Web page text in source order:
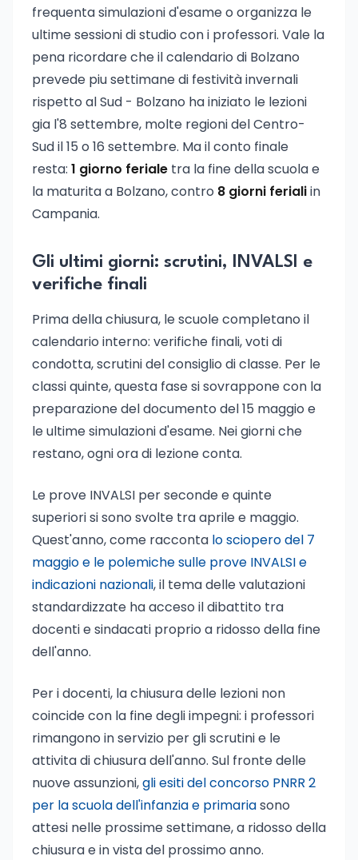
frequenta simulazioni d'esame o organizza le
ultime sessioni di studio con i professori. Vale la
pena ricordare che il calendario di Bolzano
prevede piu settimane di festività invernali
rispetto al Sud - Bolzano ha iniziato le lezioni
gia l'8 settembre, molte regioni del Centro-
Sud il 15 o 16 settembre. Ma il conto finale
resta: 1 giorno feriale tra la fine della scuola e
la maturita a Bolzano, contro 8 giorni ferialiin
Campania.
Gli ultimi giorni: scrutini, INVALSI e
verifiche finali
Prima della chiusura, le scuole completano il
calendario interno: verifiche finali, voti di
condotta, scrutini del consiglio di classe. Per le
classi quinte, questa fase si sovrappone con la
preparazione del documento del 15 maggio e
le ultime simulazioni d'esame. Nei giorni che
restano, ogni ora di lezione conta.
Le prove INVALSI per seconde e quinte
superiori si sono svolte tra aprile e maggio.
Quest'anno, come racconta lo sciopero del 7
maggio e le polemiche sulle prove INVALSI e
indicazioni nazionali, il tema delle valutazioni
standardizzate ha acceso il dibattito tra
docenti e sindacati proprio a ridosso della fine
dell'anno.
Per i docenti, la chiusura delle lezioni non
coincide con la fine degli impegni: i professori
rimangono in servizio per gli scrutini e le
attivita di chiusura dell'anno. Sul fronte delle
nuove assunzioni,gli esiti del concorso PNRR 2
per la scuola dell'infanzia e primariasono
attesi nelle prossime settimane, a ridosso della
chiusura e in vista del prossimo anno.